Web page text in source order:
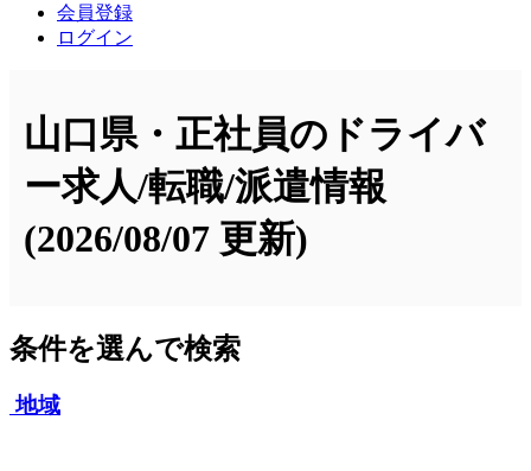
会員登録
ログイン
山口県・正社員のドライバ
ー求人/転職/派遣情報
(2026/08/07 更新)
条件を選んで検索
地域